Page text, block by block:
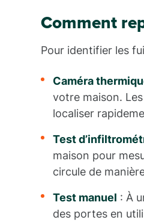
Comment
Pour identifier les
Caméra
votre maison.
localiser
Test
maison pour
circule de
Test manuel : À
des portes en